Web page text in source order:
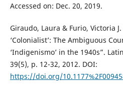
Accessed on: Dec. 20, 2019.
Giraudo, Laura & Furio, Victoria
‘Colonialist’: The Ambiguous
‘Indigenismo’ in the 1940s”.
39(5), p. 12-32, 2012. DOI:
https://doi.org/